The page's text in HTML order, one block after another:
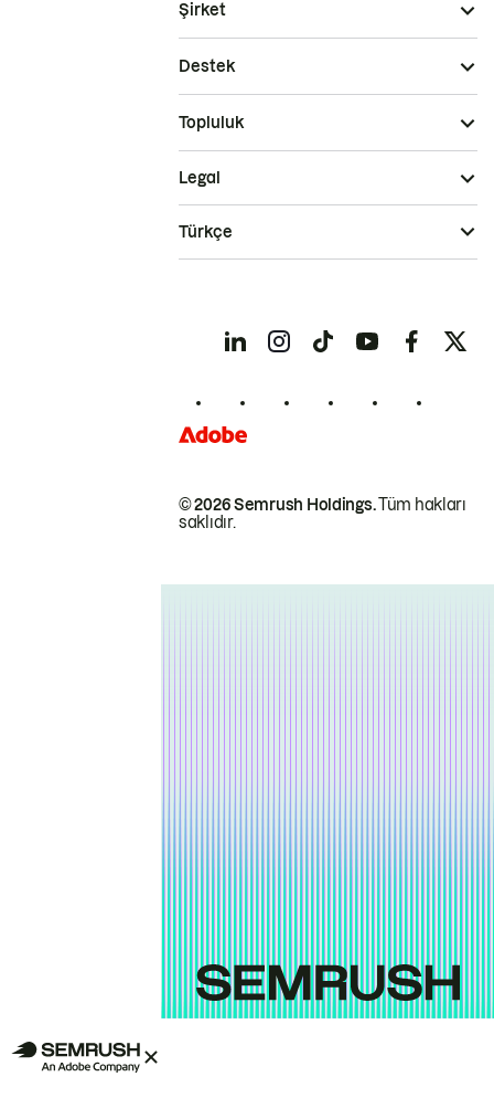
Şirket
Destek
Topluluk
© 2026 Semrush Holdings.Tüm hakları
saklıdır.
Legal
Türkçe